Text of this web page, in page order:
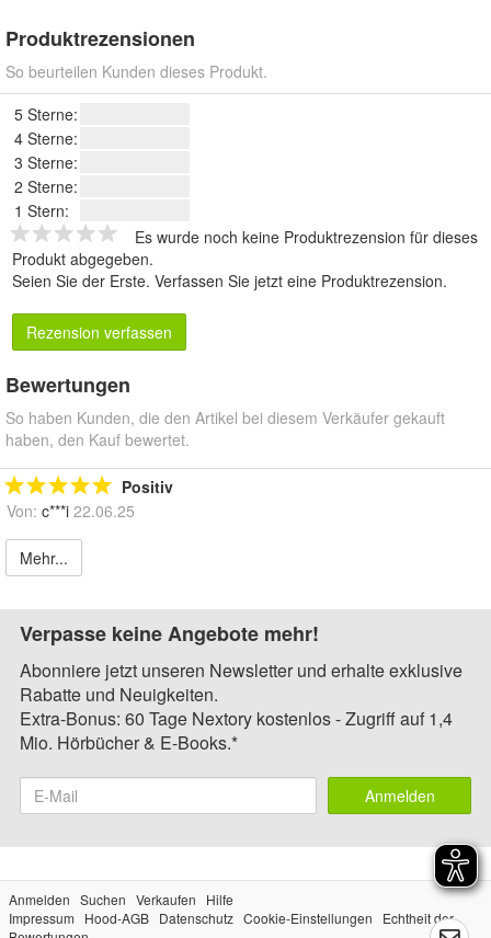
Produktrezensionen
So beurteilen Kunden dieses Produkt.
5 Sterne:
4 Sterne:
3 Sterne:
2 Sterne:
1 Stern:
Es wurde noch keine Produktrezension für dieses
Produkt abgegeben.
Seien Sie der Erste. Verfassen Sie jetzt eine Produktrezension.
Rezension verfassen
Bewertungen
So haben Kunden, die den Artikel bei diesem Verkäufer gekauft
haben, den Kauf bewertet.
Positiv
Von: c***i 22.06.25
Mehr...
Verpasse keine Angebote mehr!
Abonniere jetzt unseren Newsletter und erhalte exklusive
Rabatte und Neuigkeiten.
Extra-Bonus: 60 Tage Nextory kostenlos - Zugriff auf 1,4
Mio. Hörbücher & E-Books.*
Anmelden
Anmelden Suchen Verkaufen
Hilfe
Impressum
Hood-AGB Datenschutz Cookie-Einstellungen
Echtheit der